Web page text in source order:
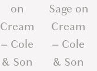
on
Cream
– Cole
& Son
Sage on
Cream
– Cole
& Son